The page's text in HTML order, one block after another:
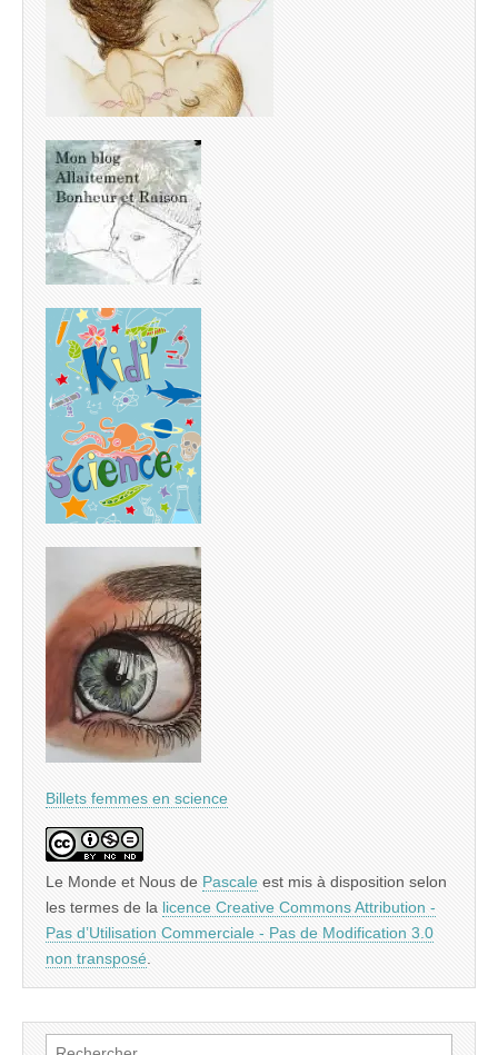
Billets femmes en science
Le Monde et Nous de Pascale est mis à disposition selon
les termes de la licence Creative Commons Attribution -
Pas d’Utilisation Commerciale - Pas de Modification 3.0
non transposé
Rechercher :